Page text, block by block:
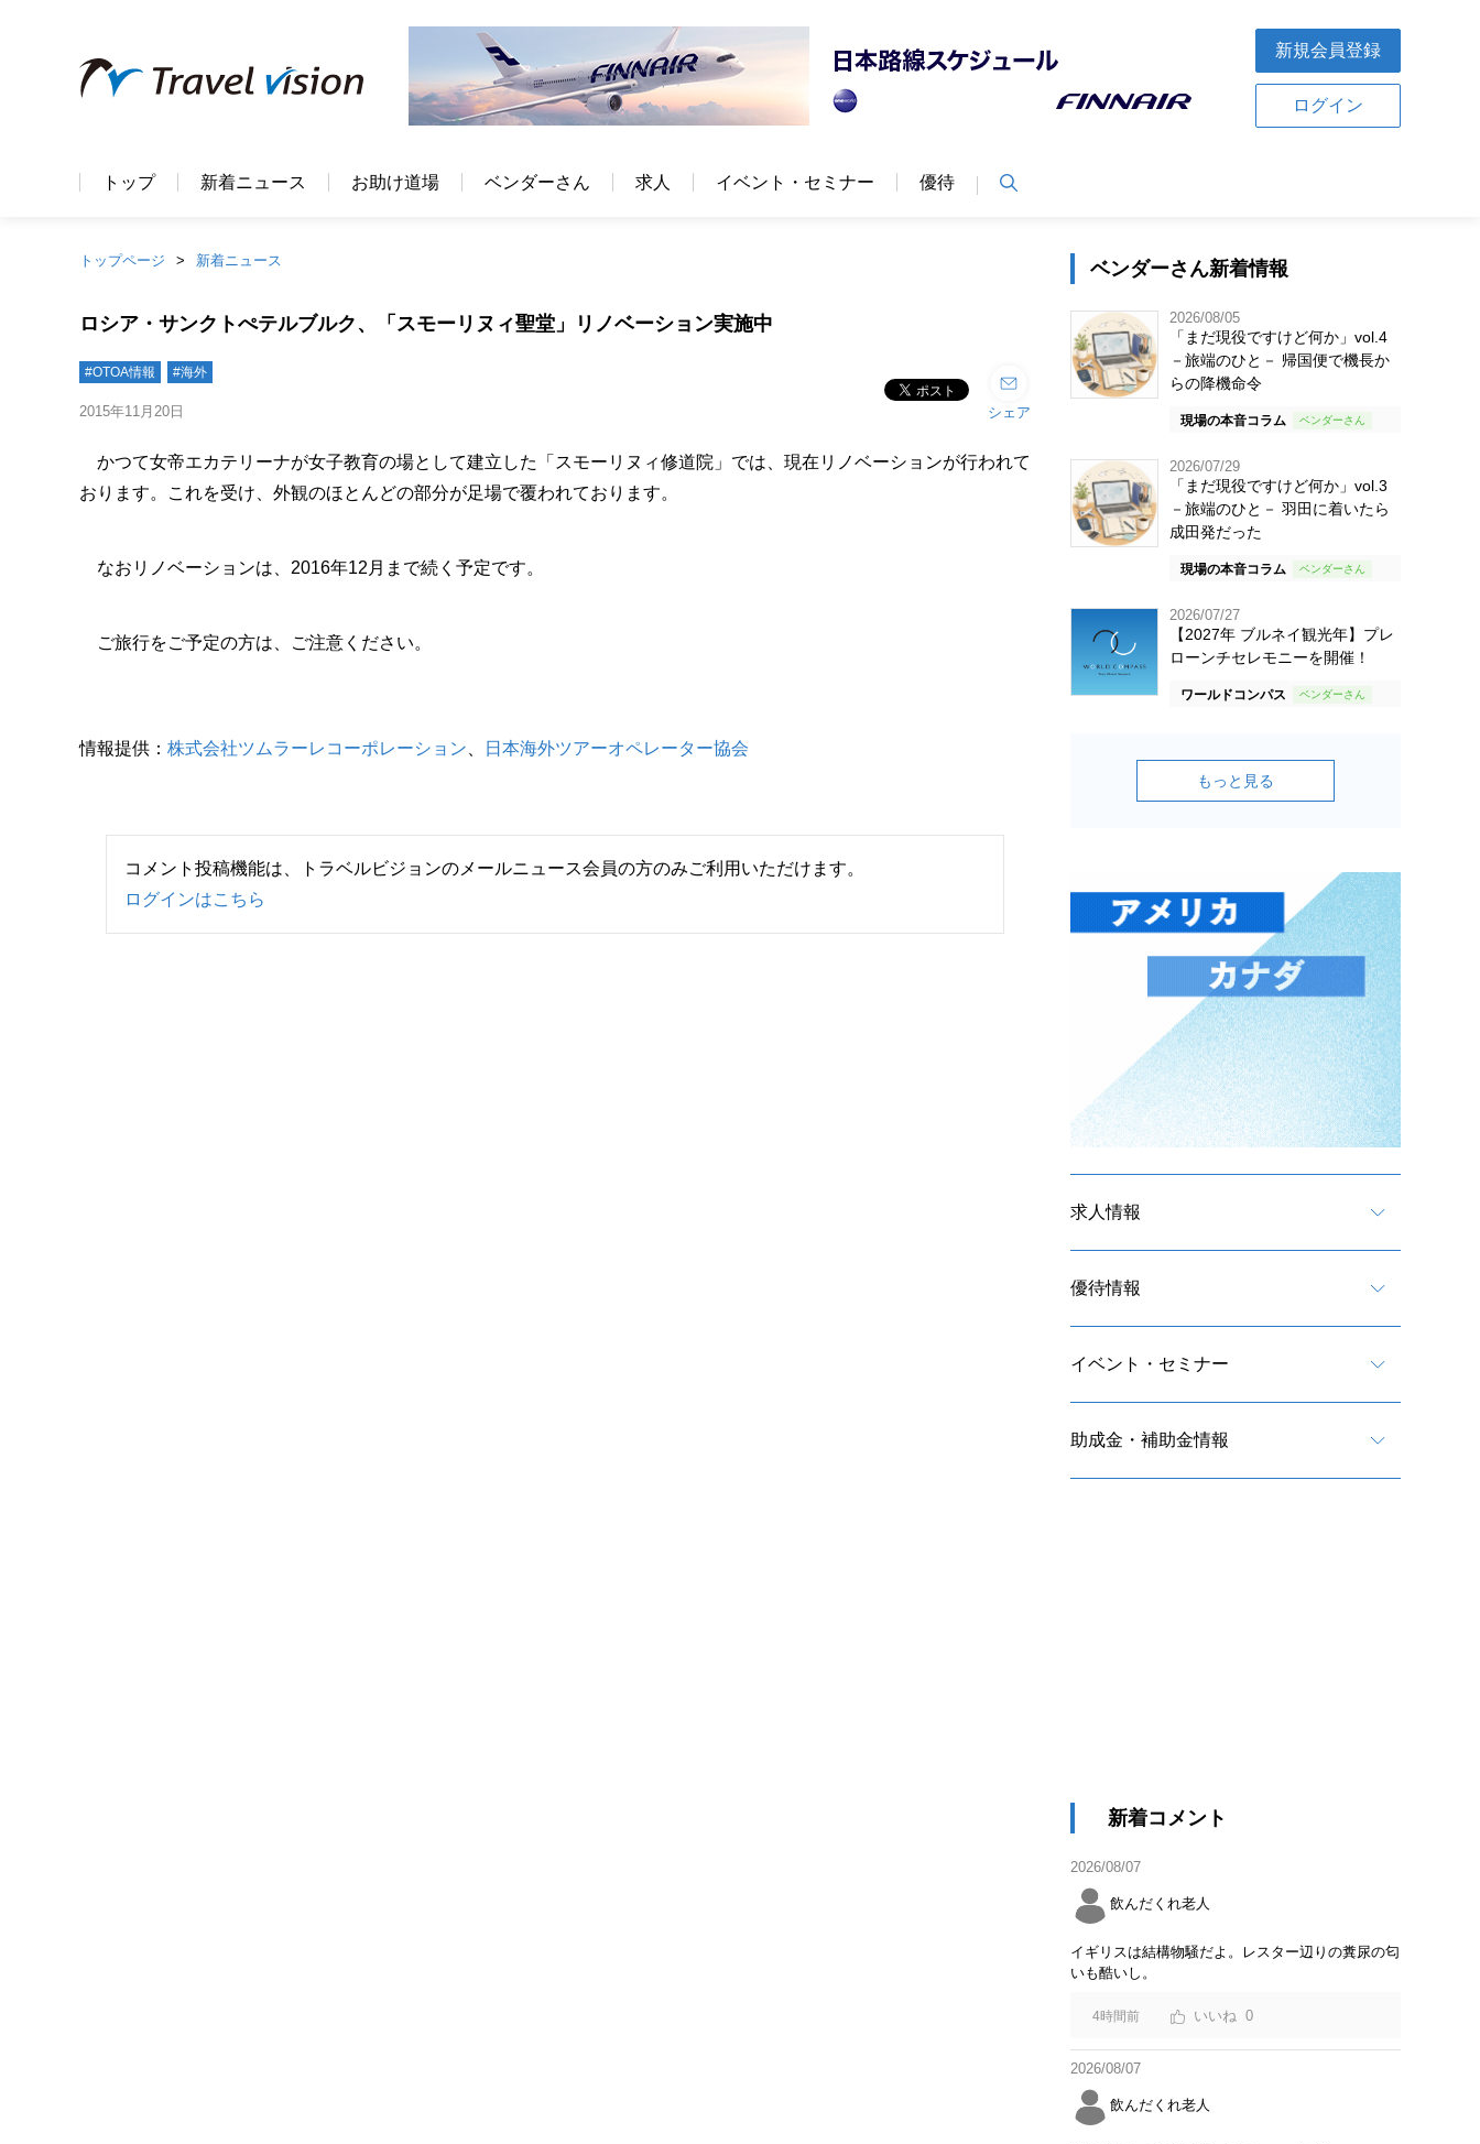
新規会員登録
ログイン
トップ 新着ニュース お助け道場 ベンダーさん 求人 イベント・セミナー 優待
トップページ 新着ニュース
ロシア・サンクトぺテルブルク、「スモーリヌィ聖堂」リノベーション実施中
#OTOA情報 #海外
2015年11月20日 シェア
かつて女帝エカテリーナが女子教育の場として建立した「スモーリヌィ修道院」では、現在リノベーションが行われて
おります。これを受け、外観のほとんどの部分が足場で覆われております。
なおリノベーションは、2016年12月まで続く予定です。
ご旅行をご予定の方は、ご注意ください。
情報提供： 株式会社ツムラーレコーポレーション 日本海外ツアーオペレーター協会
コメント投稿機能は、トラベルビジョンのメールニュース会員の方のみご利用いただけます。
ログインはこちら
ベンダーさん新着情報
2026/08/05
「まだ現役ですけど何か」vol.4
－旅端のひと－ 帰国便で機長か
らの降機命令
現場の本音コラム
2026/07/29
「まだ現役ですけど何か」vol.3
－旅端のひと－ 羽田に着いたら
成田発だった
現場の本音コラム
2026/07/27
【2027年 ブルネイ観光年】プレ
ローンチセレモニーを開催！
ワールドコンパス
もっと見る
求人情報
優待情報
イベント・セミナー
助成金・補助金情報
新着コメント
2026/08/07
飲んだくれ老人
イギリスは結構物騒だよ。レスター辺りの糞尿の匂
いも酷いし。
4時間前 0
2026/08/07
飲んだくれ老人